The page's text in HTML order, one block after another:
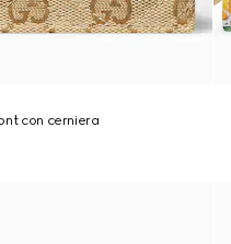
con cerniera